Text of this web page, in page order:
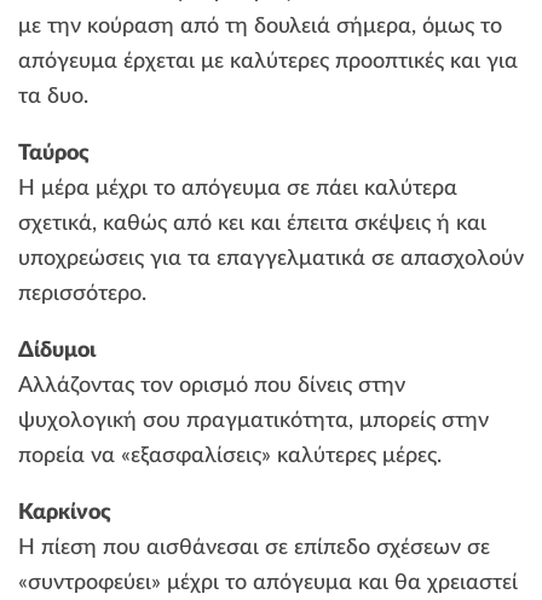
με την κούραση από τη δουλειά σήμερα, όμως το
απόγευμα έρχεται με καλύτερες προοπτικές και για
τα δυο.
Ταύρος
Η μέρα μέχρι το απόγευμα σε πάει καλύτερα
σχετικά, καθώς από κει και έπειτα σκέψεις ή και
υποχρεώσεις για τα επαγγελματικά σε απασχολούν
περισσότερο.
Δίδυμοι
Αλλάζοντας τον ορισμό που δίνεις στην
ψυχολογική σου πραγματικότητα, μπορείς στην
πορεία να «εξασφαλίσεις» καλύτερες μέρες.
Καρκίνος
Η πίεση που αισθάνεσαι σε επίπεδο σχέσεων σε
«συντροφεύει» μέχρι το απόγευμα και θα χρειαστεί